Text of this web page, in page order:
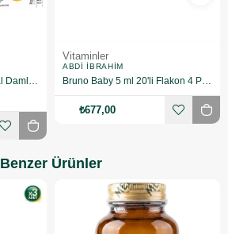
Orzax Ocean Microfer Oral Damla 30 ML + Vitamin D3 600 IU Sprey 20 ML
Vitaminler
ABDI İBRAHIM
Bruno Baby 5 ml 20'li Flakon 4 Paket Serum Fizyolojik
₺677,00
Benzer Ürünler